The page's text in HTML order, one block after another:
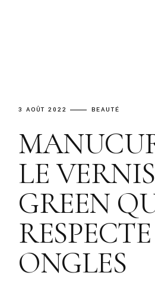
3 AOÛT 2022 BEAUTÉ
LE VERNIS
GREEN
ONGLES